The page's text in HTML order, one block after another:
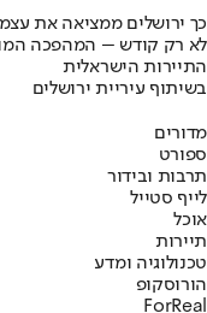
כך ירושלים ממציאה את
לא רק קודש – המהפכה
התיירות הישראלית
בשיתוף עיריית ירושלים
מדורים
ספורט
תרבות ובידור
לייף סטייל
אוכל
תיירות
טכנולוגיה ומדע
הורוסקופ
ForReal